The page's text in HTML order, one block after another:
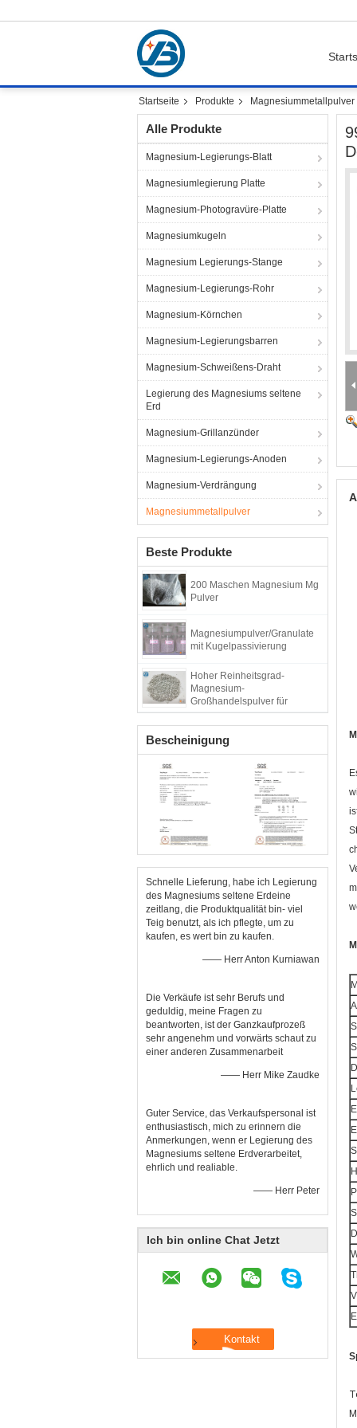
Startseite Produkte Magnesiummetallpulver
Alle Produkte
Magnesium-Legierungs-Blatt
Magnesiumlegierung Platte
Magnesium-Photogravüre-Platte
Magnesiumkugeln
Magnesium Legierungs-Stange
Magnesium-Legierungs-Rohr
Magnesium-Körnchen
Magnesium-Legierungsbarren
Magnesium-Schweißens-Draht
Legierung des Magnesiums seltene
Erd
Magnesium-Grillanzünder
Magnesium-Legierungs-Anoden
Magnesium-Verdrängung
Magnesiummetallpulver
Beste Produkte
200 Maschen Magnesium Mg
Pulver
Magnesiumpulver/Granulate
mit Kugelpassivierung
Hoher Reinheitsgrad-
Magnesium-
Großhandelspulver für
Casting-und Gießerei-
Industrie
Bescheinigung
Schnelle Lieferung, habe ich Legierung
des Magnesiums seltene Erdeine
zeitlang, die Produktqualität bin- viel
Teig benutzt, als ich pflegte, um zu
kaufen, es wert bin zu kaufen.
—— Herr Anton Kurniawan
Die Verkäufe ist sehr Berufs und
geduldig, meine Fragen zu
beantworten, ist der Ganzkaufprozeß
sehr angenehm und vorwärts schaut zu
einer anderen Zusammenarbeit
—— Herr Mike Zaudke
Guter Service, das Verkaufspersonal ist
enthusiastisch, mich zu erinnern die
Anmerkungen, wenn er Legierung des
Magnesiums seltene Erdverarbeitet,
ehrlich und realiable.
—— Herr Peter
Ich bin online Chat Jetzt